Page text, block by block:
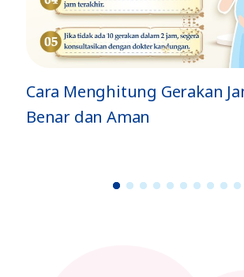
Janin yang
Jenis
1 2 3 4 5 6 7 8 9 1